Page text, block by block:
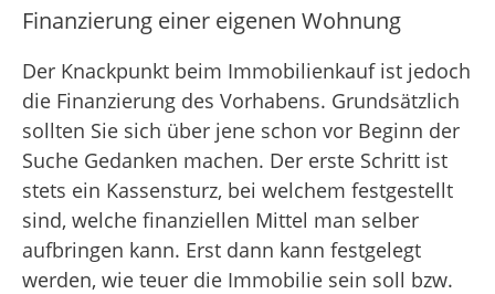
Finanzierung einer eigenen Wohnung
Der Knackpunkt beim Immobilienkauf ist jedoch
die Finanzierung des Vorhabens. Grundsätzlich
sollten Sie sich über jene schon vor Beginn der
Suche Gedanken machen. Der erste Schritt ist
stets ein Kassensturz, bei welchem festgestellt
sind, welche finanziellen Mittel man selber
aufbringen kann. Erst dann kann festgelegt
werden, wie teuer die Immobilie sein soll bzw.